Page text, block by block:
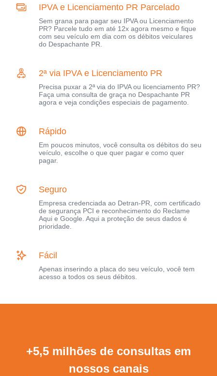
IPVA e Licenciamento PR Parcelado
Sem grana para pagar seu IPVA ou Licenciamento
PR? Parcele tudo em até 12x agora mesmo e fique
com seu veículo em dia com os débitos veiculares
do Despachante PR.
2ª via IPVA e Licenciamento PR
Precisa puxar a 2ª via do IPVA ou licenciamento PR?
Faça uma consulta de graça no Despachante PR
agora e veja condições especiais de pagamento.
Rápido
Em poucos minutos, você consulta os débitos do seu
veículo, escolhe o que quer pagar e como quer
pagar.
Seguro
Empresa credenciada ao Detran-PR, com certificado
de segurança PCI e reconhecimento do Reclame
Aqui e Google. Aqui a proteção de seus dados é
prioridade.
Fácil
Apenas inserindo a placa do seu veículo, você tem
acesso a todos os seus débitos.
+5,5 milhões de consultas em
nossos canais